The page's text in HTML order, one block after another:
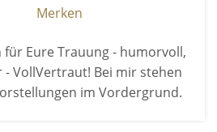
Merken
Eure Trauung - humorvoll,
VollVertraut! Bei mir stehen
im Vordergrund.